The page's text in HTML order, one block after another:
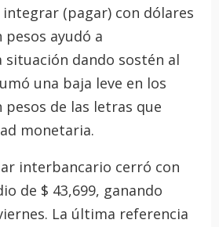
(pagar) con dólares
pesos ayudó a
dando sostén al
una baja leve en los
de las letras que
monetaria.
interbancario cerró con
de $ 43,699, ganando
La última referencia